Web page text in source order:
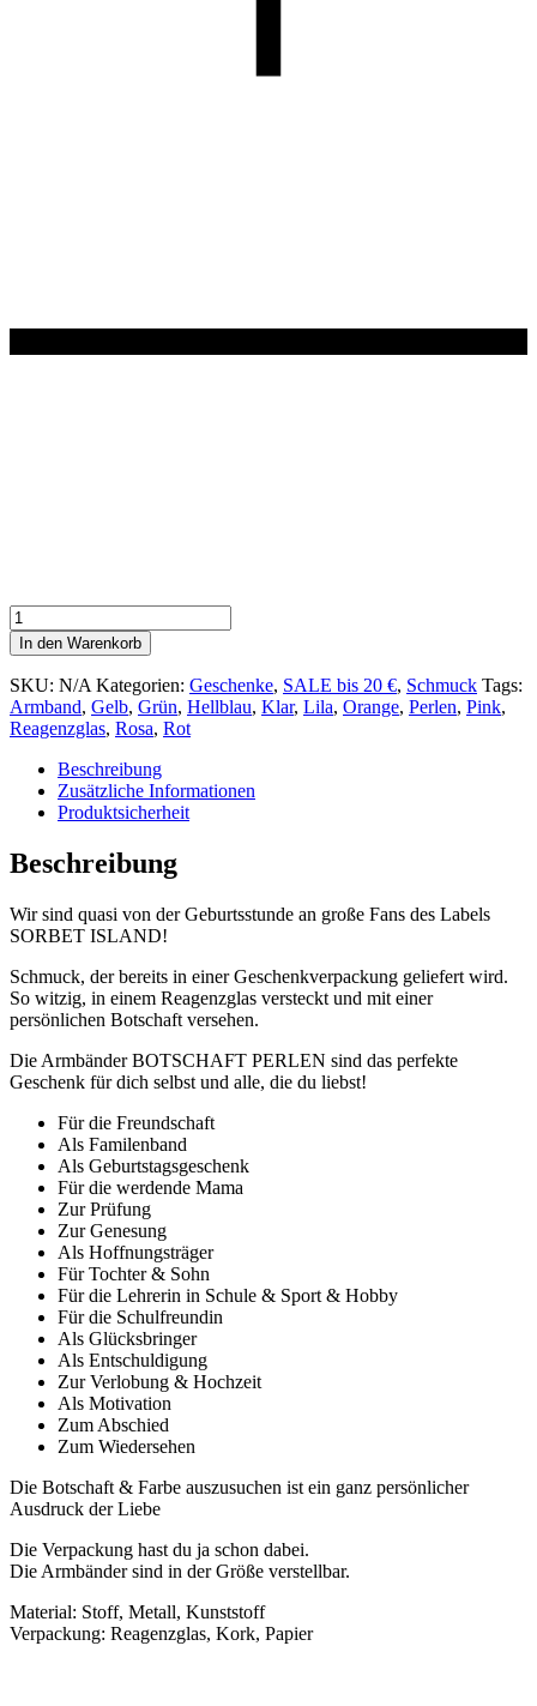
Armband
mit
Botschaft
PERLEN
*
SORBET
ISLAND
Menge
In den Warenkorb
SKU: N/A Kategorien: Geschenke, SALE bis 20 €, Schmuck Tags:
Armband, Gelb, Grün, Hellblau, Klar, Lila, Orange, Perlen, Pink,
Reagenzglas, Rosa, Rot
Beschreibung
Zusätzliche Informationen
Produktsicherheit
Beschreibung
Wir sind quasi von der Geburtsstunde an große Fans des Labels
SORBET ISLAND!
Schmuck, der bereits in einer Geschenkverpackung geliefert wird.
So witzig, in einem Reagenzglas versteckt und mit einer
persönlichen Botschaft versehen.
Die Armbänder BOTSCHAFT PERLEN sind das perfekte
Geschenk für dich selbst und alle, die du liebst!
Für die Freundschaft
Als Familenband
Als Geburtstagsgeschenk
Für die werdende Mama
Zur Prüfung
Zur Genesung
Als Hoffnungsträger
Für Tochter & Sohn
Für die Lehrerin in Schule & Sport & Hobby
Für die Schulfreundin
Als Glücksbringer
Als Entschuldigung
Zur Verlobung & Hochzeit
Als Motivation
Zum Abschied
Zum Wiedersehen
Die Botschaft & Farbe auszusuchen ist ein ganz persönlicher
Ausdruck der Liebe
Die Verpackung hast du ja schon dabei.
Die Armbänder sind in der Größe verstellbar.
Material: Stoff, Metall, Kunststoff
Verpackung: Reagenzglas, Kork, Papier